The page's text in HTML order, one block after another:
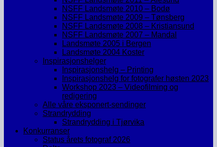
NSFF Landsmøte 2010 – Bodø
NSFF Landsmøte 2009 – Tønsberg
NSFF Landsmøte 2008 – Kristiansund
NSFF Landsmøte 2007 – Mandal
Landsmøte 2005 i Bergen
Landsmøte 2004 Koster
Inspirasjonshelger
Inspirasjonshelg – Printing
Inspirasjonshelg for fotografer høsten 2023
Workshop 2023 – Videofilming og
redigering
Alle våre eksponert-sendinger
Strandrydding
Strandrydding i Tjørvika
Konkurranser
Status årets fotograf 2026